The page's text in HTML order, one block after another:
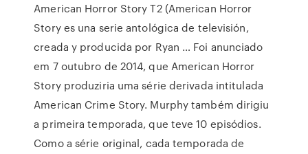
American Horror Story T2 (American Horror
Story es una serie antológica de televisión,
creada y producida por Ryan … Foi anunciado
em 7 outubro de 2014, que American Horror
Story produziria uma série derivada intitulada
American Crime Story. Murphy também dirigiu
a primeira temporada, que teve 10 episódios.
Como a série original, cada temporada de